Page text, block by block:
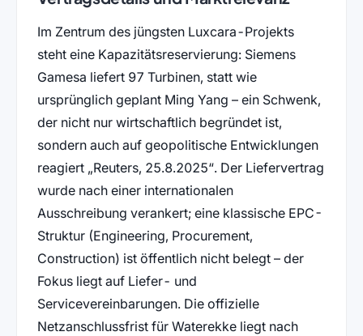
Im Zentrum des jüngsten Luxcara-Projekts
steht eine Kapazitätsreservierung: Siemens
Gamesa liefert 97 Turbinen, statt wie
ursprünglich geplant Ming Yang – ein Schwenk,
der nicht nur wirtschaftlich begründet ist,
sondern auch auf geopolitische Entwicklungen
reagiert Reuters, 25.8.2025 . Der Liefervertrag
wurde nach einer internationalen
Ausschreibung verankert; eine klassische EPC-
Struktur (Engineering, Procurement,
Construction) ist öffentlich nicht belegt – der
Fokus liegt auf Liefer- und
Servicevereinbarungen. Die offizielle
Netzanschlussfrist für Waterekke liegt nach